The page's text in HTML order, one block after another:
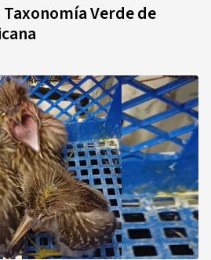
Verde de